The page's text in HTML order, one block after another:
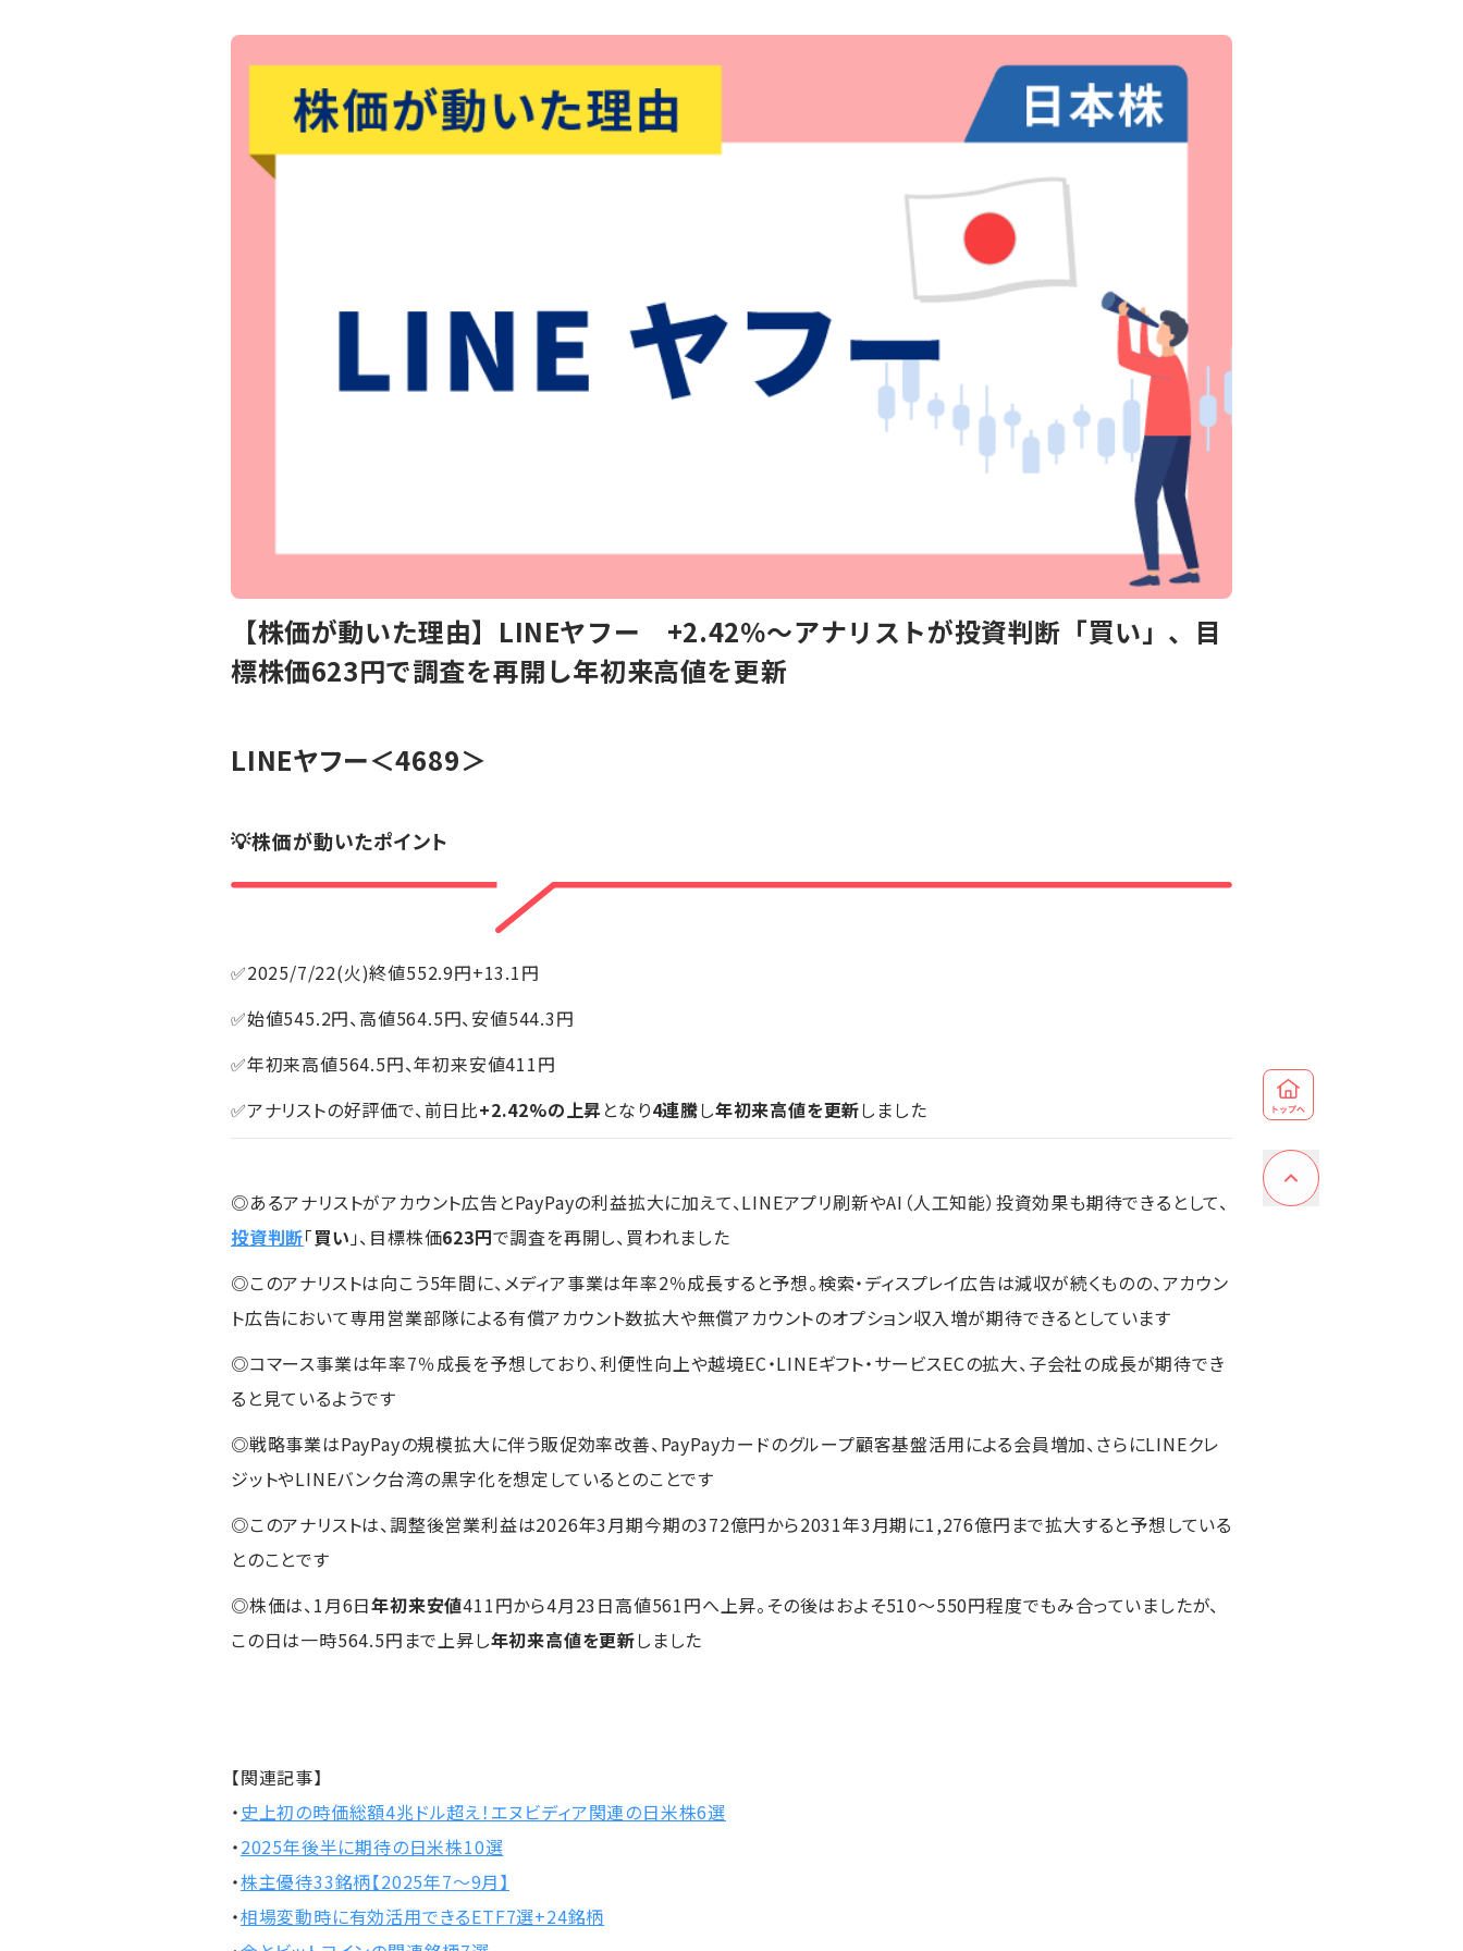
【株価が動いた理由】LINEヤフー +2.42％～アナリストが投資判断「買い」、目
標株価623円で調査を再開し年初来高値を更新
LINEヤフー＜4689＞
💡株価が動いたポイント
✅2025/7/22(火)終値552.9円+13.1円
✅始値545.2円、高値564.5円、安値544.3円
✅年初来高値564.5円、年初来安値411円
✅アナリストの好評価で、前日比+2.42%の上昇となり4連騰し年初来高値を更新しました
◎あるアナリストがアカウント広告とPayPayの利益拡大に加えて、LINEアプリ刷新やAI（人工知能）投資効果も期待できるとして、
投資判断「買い 」、目標株価623円で調査を再開し、買われました
◎このアナリストは向こう5年間に、メディア事業は年率2％成長すると予想。検索・ディスプレイ広告は減収が続くものの、アカウン
ト広告において専用営業部隊による有償アカウント数拡大や無償アカウントのオプション収入増が期待できるとしています
◎コマース事業は年率7％成長を予想しており、利便性向上や越境EC・LINEギフト・サービスECの拡大、子会社の成長が期待でき
ると見ているようです
◎戦略事業はPayPayの規模拡大に伴う販促効率改善、PayPayカードのグループ顧客基盤活用による会員増加、さらにLINEクレ
ジットやLINEバンク台湾の黒字化を想定しているとのことです
◎このアナリストは、調整後営業利益は2026年3月期今期の372億円から2031年3月期に1,276億円まで拡大すると予想している
とのことです
◎株価は、1月6日年初来安値411円から4月23日高値561円へ上昇。その後はおよそ510～550円程度でもみ合っていましたが、
この日は一時564.5円まで上昇し年初来高値を更新しました
【関連記事】
・ 史上初の時価総額4兆ドル超え！エヌビディア関連の日米株6選
・2025年後半に期待の日米株10選
・株主優待33銘柄【2025年7～9月】
・相場変動時に有効活用できるETF7選+24銘柄